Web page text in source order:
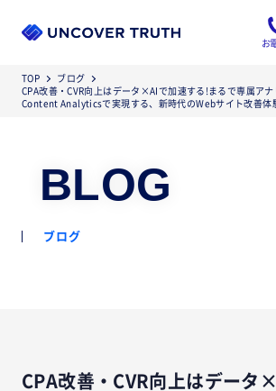
お
TOP
ブログ
CPA改善・CVR向上はデータ×AIで加速する!まるで専属アナ
Content Analyticsで実現する、新時代のWebサイト改善体
BLOG
ブログ
CPA改善・CVR向上はデータ